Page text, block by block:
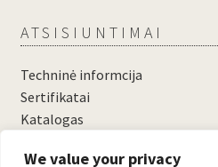
We value your privacy
ATSISIUNTIMAI
Techninė informcija
Sertifikatai
Katalogas
....